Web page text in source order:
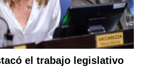
el trabajo legislativo